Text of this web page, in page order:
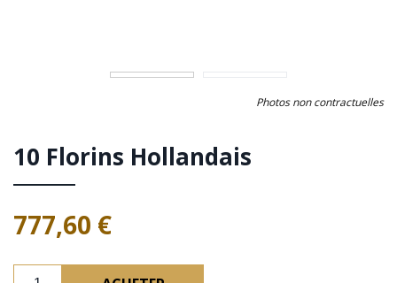
Photos non contractuelles
10 Florins Hollandais
777,60 €